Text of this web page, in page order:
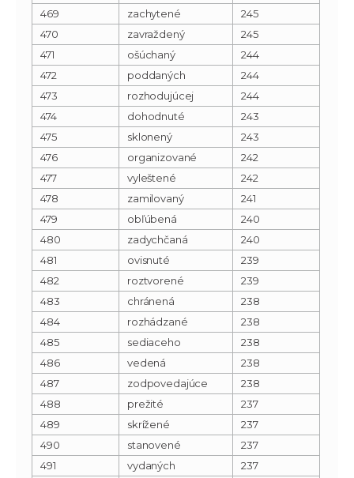
469
zachytené
245
470
zavraždený
245
471
ošúchaný
244
472
poddaných
244
473
rozhodujúcej
244
474
dohodnuté
243
475
sklonený
243
476
organizované
242
477
vyleštené
242
478
zamilovaný
241
479
obľúbená
240
480
zadychčaná
240
481
ovisnuté
239
482
roztvorené
239
483
chránená
238
484
rozhádzané
238
485
sediaceho
238
486
vedená
238
487
zodpovedajúce
238
488
prežité
237
489
skrížené
237
490
stanovené
237
491
vydaných
237